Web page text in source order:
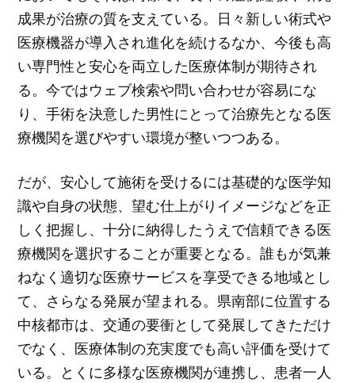
成果が治療の質を支えている。日々新しい術式や
医療機器が導入され進化を続けるなか、今後も高
い専門性と安心を両立した医療体制が期待され
る。今ではウェブ検索や問い合わせが容易にな
り、手術を決意した男性にとって治療先となる医
療機関を選びやすい環境が整いつつある。
だが、安心して施術を受けるには基礎的な医学知
識や自身の状態、望む仕上がりイメージなどを正
しく把握し、十分に納得したうえで信頼できる医
療機関を選択することが重要となる。誰もが気兼
ねなく適切な医療サービスを享受できる地域とし
て、さらなる発展が望まれる。県南部に位置する
中核都市は、交通の要衝として発展してきただけ
でなく、医療体制の充実度でも高い評価を受けて
いる。とくに多様な医療機関が連携し、患者一人